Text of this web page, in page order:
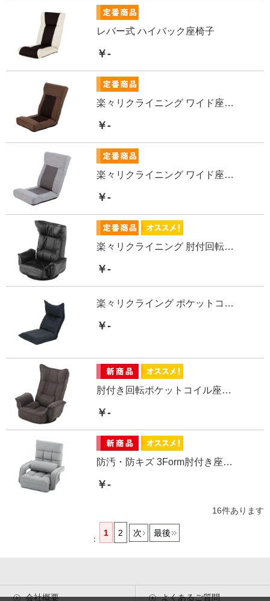
レバー式 ハイバック座椅子
￥-
楽々リクライニング ワイド座椅子
￥-
楽々リクライニング ワイド座椅子
￥-
楽々リクライニング 肘付回転座椅子
￥-
楽々リクライング ポケットコイル座椅子
￥-
肘付き回転ポケットコイル座椅子
￥-
防汚・防キズ 3Form肘付き座椅子
￥-
16件あります
：
1 2 次 最後
会社概要 よくあるご質問